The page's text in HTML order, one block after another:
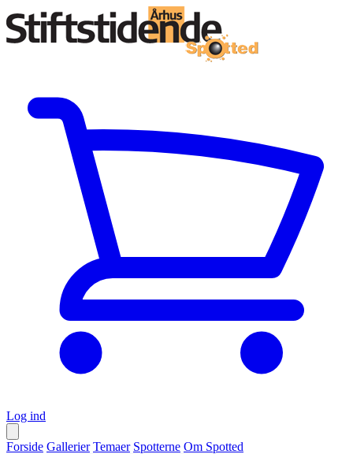
Log ind
Forside Gallerier Temaer Spotterne Om Spotted